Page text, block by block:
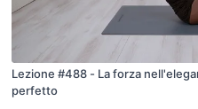
Lezione #488 - La forza
perfetto